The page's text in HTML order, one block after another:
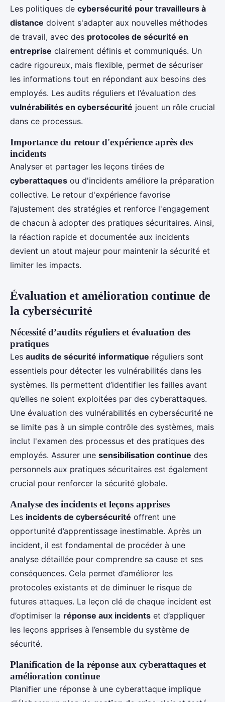
Les politiques de cybersécurité pour travailleurs à
distance doivent s'adapter aux nouvelles méthodes
de travail, avec des protocoles de sécurité en
entreprise clairement définis et communiqués. Un
cadre rigoureux, mais flexible, permet de sécuriser
les informations tout en répondant aux besoins des
employés. Les audits réguliers et l’évaluation des
vulnérabilités en cybersécurité jouent un rôle crucial
dans ce processus.
Importance du retour d'expérience après des
incidents
Analyser et partager les leçons tirées de
cyberattaques ou d'incidents améliore la préparation
collective. Le retour d'expérience favorise
l’ajustement des stratégies et renforce l'engagement
de chacun à adopter des pratiques sécuritaires. Ainsi,
la réaction rapide et documentée aux incidents
devient un atout majeur pour maintenir la sécurité et
limiter les impacts.
Évaluation et amélioration continue de
la cybersécurité
Nécessité d’audits réguliers et évaluation des
pratiques
Les audits de sécurité informatique réguliers sont
essentiels pour détecter les vulnérabilités dans les
systèmes. Ils permettent d’identifier les failles avant
qu’elles ne soient exploitées par des cyberattaques.
Une évaluation des vulnérabilités en cybersécurité ne
se limite pas à un simple contrôle des systèmes, mais
inclut l'examen des processus et des pratiques des
employés. Assurer une sensibilisation continue des
personnels aux pratiques sécuritaires est également
crucial pour renforcer la sécurité globale.
Analyse des incidents et leçons apprises
Les incidents de cybersécurité offrent une
opportunité d’apprentissage inestimable. Après un
incident, il est fondamental de procéder à une
analyse détaillée pour comprendre sa cause et ses
conséquences. Cela permet d’améliorer les
protocoles existants et de diminuer le risque de
futures attaques. La leçon clé de chaque incident est
d’optimiser la réponse aux incidents et d’appliquer
les leçons apprises à l’ensemble du système de
sécurité.
Planification de la réponse aux cyberattaques et
amélioration continue
Planifier une réponse à une cyberattaque implique